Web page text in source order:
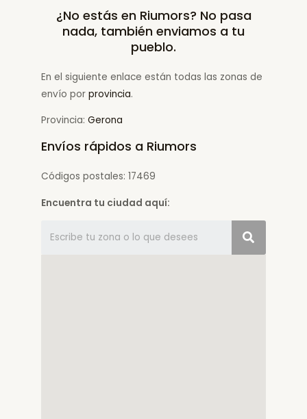
¿No estás en Riumors? No pasa
nada, también enviamos a tu
pueblo.
En el siguiente enlace están todas las zonas de
envío por provincia.
Provincia: Gerona
Envíos rápidos a Riumors
Códigos postales: 17469
Encuentra tu ciudad aquí: